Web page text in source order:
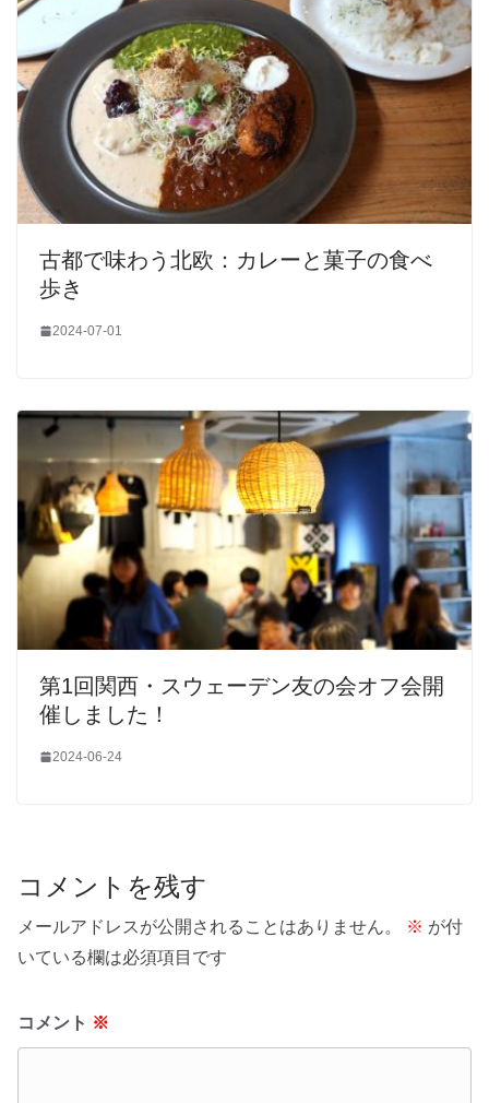
古都で味わう北欧：カレーと菓子の食べ
歩き
2024-07-01
第1回関西・スウェーデン友の会オフ会開
催しました！
2024-06-24
コメントを残す
メールアドレスが公開されることはありません。 ※ が付
いている欄は必須項目です
コメント ※